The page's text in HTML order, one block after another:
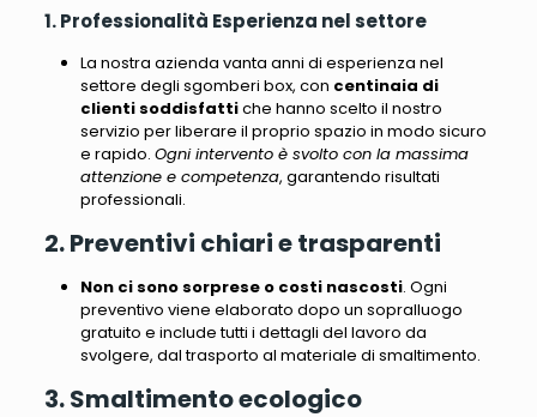
1. Professionalità Esperienza nel settore
La nostra azienda vanta anni di esperienza nel
settore degli sgomberi box, con centinaia di
clienti soddisfattiche hanno scelto il nostro
servizio per liberare il proprio spazio in modo sicuro
e rapido. Ogni intervento è svolto con la massima
attenzione e competenza, garantendo risultati
professionali.
2. Preventivi chiari e trasparenti
Non ci sono sorprese o costi nascosti. Ogni
preventivo viene elaborato dopo un sopralluogo
gratuito e include tutti i dettagli del lavoro da
svolgere, dal trasporto al materiale di smaltimento.
3. Smaltimento ecologico